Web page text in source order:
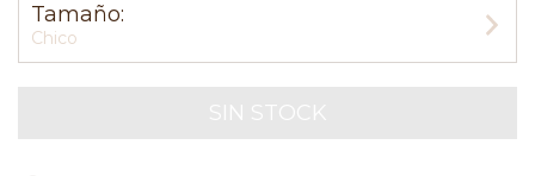
Tamaño:
Chico